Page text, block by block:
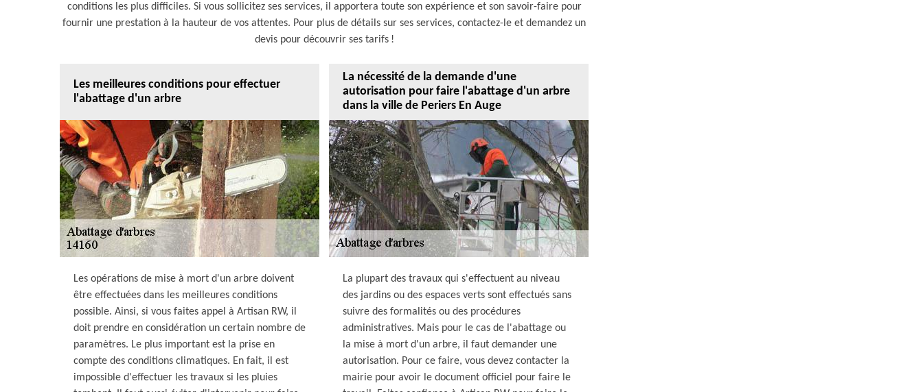
conditions les plus difficiles. Si vous sollicitez ses services, il apportera toute son expérience et son savoir-faire pour
fournir une prestation à la hauteur de vos attentes. Pour plus de détails sur ses services, contactez-le et demandez un
devis pour découvrir ses tarifs !
Les meilleures conditions pour effectuer
l'abattage d'un arbre
Les opérations de mise à mort d'un arbre doivent
être effectuées dans les meilleures conditions
possible. Ainsi, si vous faites appel à Artisan RW, il
doit prendre en considération un certain nombre de
paramètres. Le plus important est la prise en
compte des conditions climatiques. En fait, il est
impossible d'effectuer les travaux si les pluies
La nécessité de la demande d'une
autorisation pour faire l'abattage d'un arbre
dans la ville de Periers En Auge
La plupart des travaux qui s'effectuent au niveau
des jardins ou des espaces verts sont effectués sans
suivre des formalités ou des procédures
administratives. Mais pour le cas de l'abattage ou
la mise à mort d'un arbre, il faut demander une
autorisation. Pour ce faire, vous devez contacter la
mairie pour avoir le document officiel pour faire le